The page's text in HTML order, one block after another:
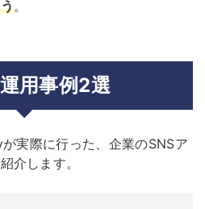
。
用事例2選
実際に行った、企業のSNSア
介します。